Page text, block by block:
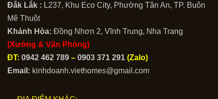
Đắk Lắk : L237, Khu Eco City, Phường Tân An, TP. Buôn
Mê Thuột
Khánh Hòa: Đồng Nhơn 2, Vĩnh Trung, Nha Trang
(Xưởng & Văn Phòng)
ĐT: 0942 462 789 – 0903 371 291 (Zalo)
Email: kinhdoanh.viethomes@gmail.com